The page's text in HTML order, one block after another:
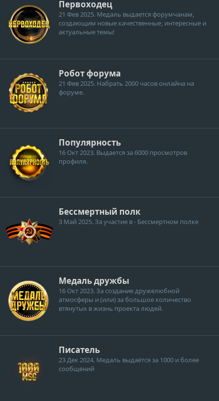
Первоходец
21 Фев 2025. Медаль выдается форумчанам,
создающим новые качественные, интересные и
актуальные темы!
Робот форума
21 Фев 2025. Набрать 2000 часов онлайна на
форуме.
Популярность
16 Окт 2023. Выдается за 6000 просмотров
профиля.
Бессмертный полк
3 Май 2025. За участие в - Бессмертном полке
Медаль дружбы
16 Окт 2023. За создание дружелюбной
атмосферы и (или) за большое количество
втянутых в жизнь проекта людей.
Писатель
23 Дек 2024. Медаль выдаётся за 1000 и более
сообщений